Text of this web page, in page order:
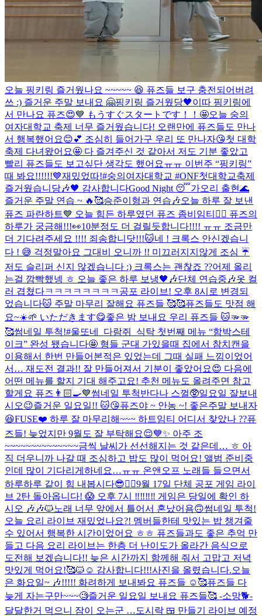
오늘 핑키링 즐거웠나요 ~~~~~ 😆 퓨즈들 보구 충전되어버려
쓰 :) 즐거운 주말 보내요 🤗핑키링 즐거웠당🖤이따 핑키링에
서 만나요 퓨즈😍💙 もうすぐスタートです！！🤩오늘 숭의
여자대학교 축제 너무 즐거웠습니다! 오랜만에 퓨즈들도 만나
서 행복했어요😊💕 조심히 들어가구 우리 또 만나자😘첫 대학
축제 다녀왔어요🤩 다 즐겨주신 것 같아서 저도 기분 좋았고
빨리 퓨즈들도 보고싶단 생각도 했어요ㅠㅠ 이번주 “핑키링”
때 봐요!!!!!!💙재밌었따!#숭의여자대학교 #ONF첫대학교축제
즐거웠습니당🎶🖤 감사합니다Good Night 😴가오리 출현🌊
즐거운 주말 연습 ~ 🔥🥰승준이형과 연습🎶오늘 하루 잘 보낸
퓨즈 파란하트💙 오늘 힘든 하루였던 퓨즈 좀비임티🧟‍♂️ 퓨즈의
하루가 궁금해!!!👀10분정도 더 걸릴듯합니다!!!! ㅠㅠ 조금만
더 기다려주세요 !!!! 죄송합니닷!!!🐱네 ! 크록스 안신겠습니
다 ! 😅 걱정말아요 그대 비 오니까 !! 미끄러지지않게 조심 ☔️
저도 슬리퍼 신지 않겠습니다 :) 크록스는 괜찮죠 ??어제 올리
는걸 깜빡했넹 ㅎ 오늘 좋은 하루 보냉🖤🎶단체 연습중🎶옷 컬
러 겹쳤다ㅋㅋㅋㅋㅋㅋㅋㅋ 공포 라이브! 오후 8시로 변경되
었습니다🐱 주말 마무리 잘해요 퓨즈들 🥰🥰퓨즈들도 맛점 해
요~☀️🌱 いただきます😋좋은 밤 보내요 우리 퓨즈들 🐱🫳🫳
🥰썸네일 투척!#울또네_다람쥐_식탁 첫번째 메뉴 “함박스테
이크” 완성 됐습니다🤩 형들 군대 가있을때 집에서 참치캔을
이용해서 한번 만들어본적은 있었는데 그때 실패 느낌이었어
서… 재도전 결과!! 잘 만들어져서 기분이 좋았어요😍 다음에
어떤 메뉴를 할지 기대 해주고요! 추천 메뉴도 올려주면 참고
할게요 퓨즈👨🏻‍🍳💙썸네일 투척반다나 스껄🥸일요일 잘보내
시오😉즐거운 일요일!! 🐱😘퓨즈야 ~ 안농 ~! 좋은주말 보내자
😆FUSE❤️ 하루 잘 마무리해~~~ 하트임티 어디서 찾았나 ??퓨
즈들! 늦었지만 9월도 잘 부탁해요😌💙✨ 아주 조
~~~~~~~~~~~~~~금씩 날씨가 선선해지는 것 같은데… ㅎ 아
직 더우니까 나갈 때 조심하고 밥도 많이 먹어요! 앨범 준비중
인데 많이 기다리게하네요…ㅠㅠ 온앤오프 노래들 들으면서
하루하루 같이 힘 내봅시다😎❤️‍🔥9월 17일 단체 공포 게임 라이
브 2탄 돌아옵니다! 😱 오후 7시 ‼️‼️‼️‼️ 게임은 당일에 확인 하
시오 🎶🎶🐱노래 너무 앞에서 틀어서 혼났어욤🙃썸네일 투척!
오늘 요리 라이브 재밌었나요?! 멤버들한테 맛있는 밥 챙겨줄
수 있어서 행복한 시간이었어요 ㅎㅎ 퓨즈들과도 좋은 추억 만
들고 다음 요리 라이브는 한층 더 난이도가 올라간 음식으로
도전해 보겠습니다!! 늦은 시간까지 함께해 줘서 고맙고 저녁
맛있게 먹어요!🥰🐱☺️ 감사합니다!!!사진을 올렸습니다.오늘
은 화요일~ 🎶!!!!! 화려하게 보내봐요 퓨즈들 ☺️🥰퓨즈들 다
늦게 자는구만~~~🧐즐거운 일요일 보내요 퓨즈들🥰 -소망🐕-
달달한거 먹으니 잠이 오는군 …도시락 🍱 만들기 라이브 예정